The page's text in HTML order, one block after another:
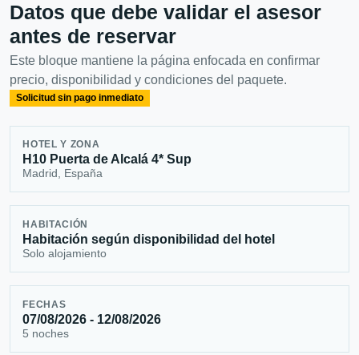
Datos que debe validar el asesor
antes de reservar
Este bloque mantiene la página enfocada en confirmar
precio, disponibilidad y condiciones del paquete.
Solicitud sin pago inmediato
HOTEL Y ZONA
H10 Puerta de Alcalá 4* Sup
Madrid, España
HABITACIÓN
Habitación según disponibilidad del hotel
Solo alojamiento
FECHAS
07/08/2026 - 12/08/2026
5 noches